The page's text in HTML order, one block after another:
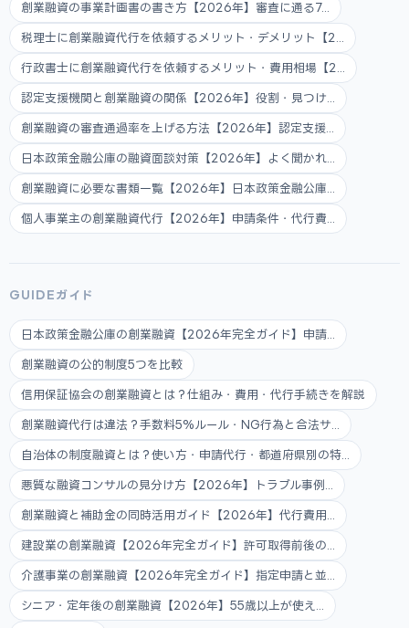
創業融資の事業計画書の書き方【2026年】審査に通る7...
税理士に創業融資代行を依頼するメリット・デメリット【2...
行政書士に創業融資代行を依頼するメリット・費用相場【2...
認定支援機関と創業融資の関係【2026年】役割・見つけ...
創業融資の審査通過率を上げる方法【2026年】認定支援...
日本政策金融公庫の融資面談対策【2026年】よく聞かれ...
創業融資に必要な書類一覧【2026年】日本政策金融公庫...
個人事業主の創業融資代行【2026年】申請条件・代行費...
GUIDEガイド
日本政策金融公庫の創業融資【2026年完全ガイド】申請...
創業融資の公的制度5つを比較
信用保証協会の創業融資とは？仕組み・費用・代行手続きを解説
創業融資代行は違法？手数料5%ルール・NG行為と合法サ...
自治体の制度融資とは？使い方・申請代行・都道府県別の特...
悪質な融資コンサルの見分け方【2026年】トラブル事例...
創業融資と補助金の同時活用ガイド【2026年】代行費用...
建設業の創業融資【2026年完全ガイド】許可取得前後の...
介護事業の創業融資【2026年完全ガイド】指定申請と並...
シニア・定年後の創業融資【2026年】55歳以上が使え...